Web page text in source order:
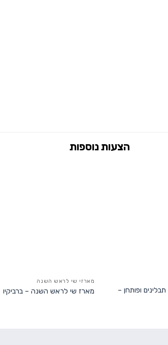
ופותחן –
מארזי שי לראש השנה
מארז שי לראש השנה – ברביקיו